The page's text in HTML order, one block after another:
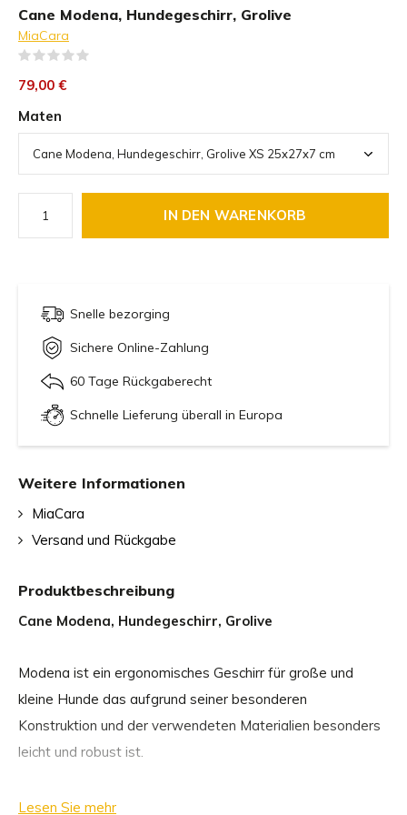
Cane Modena, Hundegeschirr, Grolive
MiaCara
79,00 €
Maten
IN DEN WARENKORB
Snelle bezorging
Sichere Online-Zahlung
60 Tage Rückgaberecht
Schnelle Lieferung überall in Europa
Produktbeschreibung
Cane Modena, Hundegeschirr, Grolive
Modena ist ein ergonomisches Geschirr für große und
kleine Hunde das aufgrund seiner besonderen
Konstruktion und der verwendeten Materialien besonders
leicht und robust ist.
Das Geschirr lässt sich mit den stufenlos verstellbaren
Lesen Sie mehr
Weitere Informationen
MiaCara
Versand und Rückgabe